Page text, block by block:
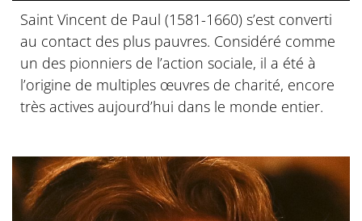
Saint Vincent de Paul (1581-1660) s’est converti
au contact des plus pauvres. Considéré comme
un des pionniers de l’action sociale, il a été à
l’origine de multiples œuvres de charité, encore
très actives aujourd’hui dans le monde entier.